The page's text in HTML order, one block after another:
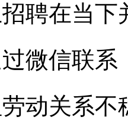
在当下
微信联系
动关系不